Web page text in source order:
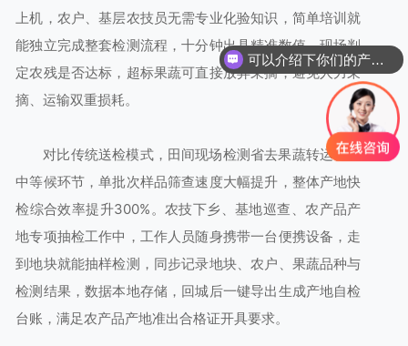
上机，农户、基层农技员无需专业化验知识，简单培训就
能独立完成整套检测流程，十分钟出具精准数值，现场判
定农残是否达标，超标果蔬可直接放弃采摘，避免人力采
摘、运输双重损耗。
对比传统送检模式，田间现场检测省去果蔬转运、集
中等候环节，单批次样品筛查速度大幅提升，整体产地快
检综合效率提升300%。农技下乡、基地巡查、农产品产
地专项抽检工作中，工作人员随身携带一台便携设备，走
到地块就能抽样检测，同步记录地块、农户、果蔬品种与
检测结果，数据本地存储，回城后一键导出生成产地自检
台账，满足农产品产地准出合格证开具要求。
可以介绍下你们的产品么